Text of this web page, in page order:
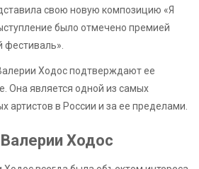
свою новую композицию «Я
было отмечено премией
фестиваль».
Ходос подтверждают ее
Она является одной из самых
артистов в России и за ее пределами.
Ходос